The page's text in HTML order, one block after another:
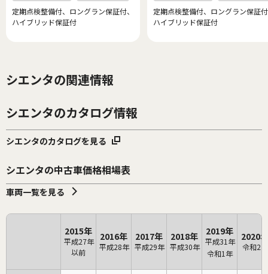
定期点検整備付、ロングラン保証付、
ハイブリッド保証付
定期点検整備付、ロングラン保証
ハイブリッド保証付
シエンタの関連情報
シエンタのカタログ情報
シエンタのカタログを見る
シエンタの中古車価格相場表
車両一覧を見る
2015年
平成27年
以前
2016年
平成28年
2017年
平成29年
2018年
平成30年
2019年
平成31年
令和1年
2020年
令和2年